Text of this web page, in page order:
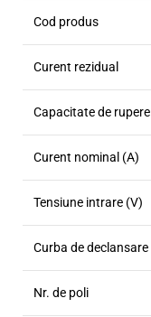
Cod produs
Curent rezidual
Capacitate de rupere
Curent nominal (A)
Tensiune intrare (V)
Curba de declansare
Nr. de poli